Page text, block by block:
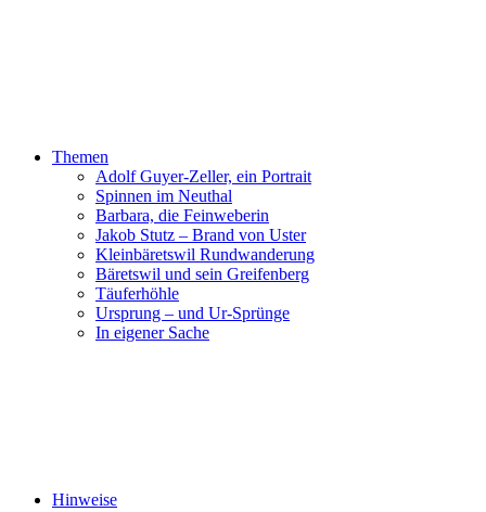
Themen
Adolf Guyer-Zeller, ein Portrait
Spinnen im Neuthal
Barbara, die Feinweberin
Jakob Stutz – Brand von Uster
Kleinbäretswil Rundwanderung
Bäretswil und sein Greifenberg
Täuferhöhle
Ursprung – und Ur-Sprünge
In eigener Sache
Hinweise